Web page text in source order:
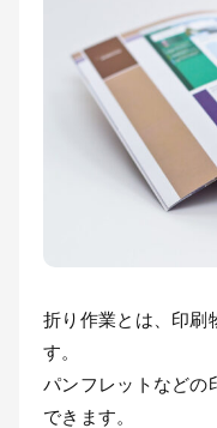
折り作業とは、印刷
す。
パンフレットなどの
できます。